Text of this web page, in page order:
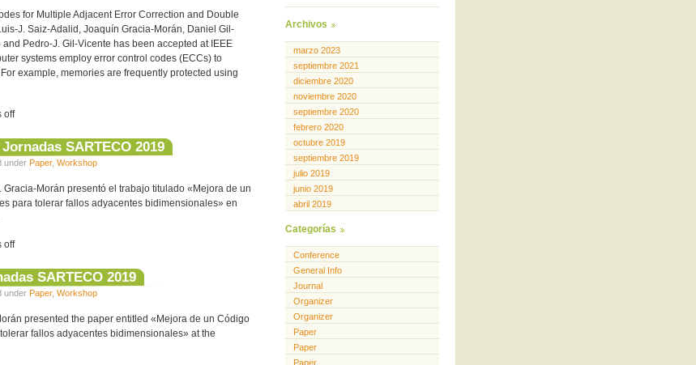
for Multiple Adjacent Error Correction and Double
J. Saiz-Adalid, Joaquín Gracia-Morán, Daniel Gil-
Pedro-J. Gil-Vicente has been accepted at IEEE
systems employ error control codes (ECCs) to
example, memories are frequently protected using
off
SARTECO 2019
under Paper, Workshop
Gracia-Morán presentó el trabajo titulado «Mejora de un
para tolerar fallos adyacentes bidimensionales» en
off
SARTECO 2019
under Paper, Workshop
presented the paper entitled «Mejora de un Código
fallos adyacentes bidimensionales» at the
Archivos
marzo 2023
septiembre 2021
diciembre 2020
noviembre 2020
septiembre 2020
febrero 2020
octubre 2019
septiembre 2019
julio 2019
junio 2019
abril 2019
Categorías
Conference
General Info
Journal
Organizer
Organizer
Paper
Paper
Paper